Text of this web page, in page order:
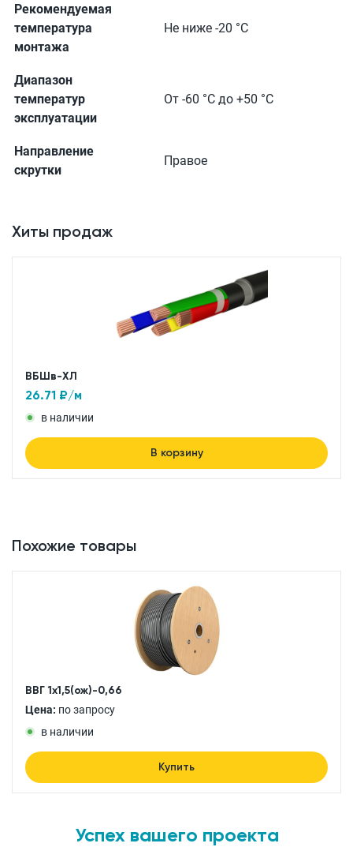
Рекомендуемая
температура
монтажа
Не ниже -20 °С
Диапазон
температур
эксплуатации
От -60 °С до +50 °С
Направление
скрутки
Правое
Хиты продаж
ВБШв-ХЛ
26.71 ₽/м
в наличии
В корзину
Похожие товары
ВВГ 1x1,5(ож)-0,66
Цена: по запросу
в наличии
Купить
Успех вашего проекта